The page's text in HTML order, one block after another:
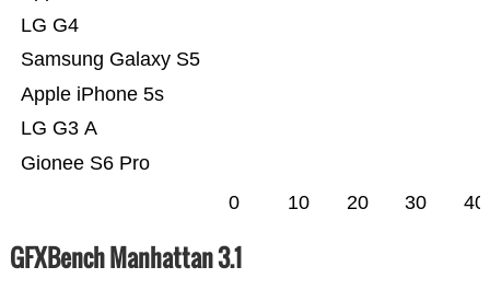
Gionee S6 Pro
LG G3 A
Apple iPhone 5s
Samsung Galaxy S5
LG G4
0 10 20 30 40
GFXBench Manhattan 3.1